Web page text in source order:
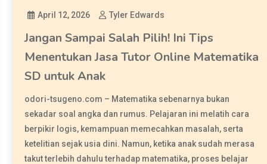
April 12, 2026 Tyler Edwards
Jangan Sampai Salah Pilih! Ini Tips
Menentukan Jasa Tutor Online Matematika
SD untuk Anak
odori-tsugeno.com – Matematika sebenarnya bukan
sekadar soal angka dan rumus. Pelajaran ini melatih cara
berpikir logis, kemampuan memecahkan masalah, serta
ketelitian sejak usia dini. Namun, ketika anak sudah merasa
takut terlebih dahulu terhadap matematika, proses belajar